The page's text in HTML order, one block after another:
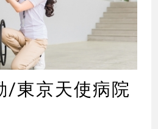
/東京天使病院